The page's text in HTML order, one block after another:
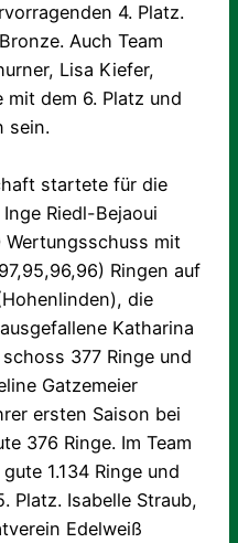
4. Platz.
Auch Team
Lisa Kiefer,
mit dem 6. Platz und
sein.
startete für die
Riedl-Bejaoui
Wertungsschuss mit
Ringen auf
die
Katharina
377 Ringe und
Gatzemeier
ersten Saison bei
376 Ringe. Im Team
1.134 Ringe und
Platz. Isabelle Straub,
Edelweiß